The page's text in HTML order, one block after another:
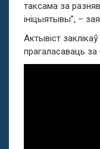
таксама за
ініцыятывы”, –
Актывіст
прагаласаваць за